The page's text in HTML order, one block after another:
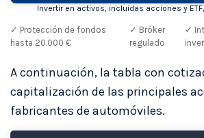
Invertir en activos, incluidas acciones y
✓ Protección de fondos
hasta 20.000 €
✓ Bróker
regulado
✓
A continuación, la tabla con
capitalización de las principales
fabricantes de automóviles.